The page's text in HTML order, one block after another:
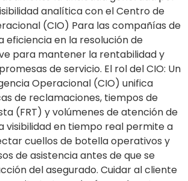
analítica con el Centro de
(CIO) Para las compañías de
eficiencia en la resolución de
para mantener la rentabilidad y
de servicio. El rol del CIO: Un
Operacional (CIO) unifica
de reclamaciones, tiempos de
(FRT) y volúmenes de atención de
visibilidad en tiempo real permite a
cuellos de botella operativos y
de asistencia antes de que se
del asegurado. Cuidar al cliente